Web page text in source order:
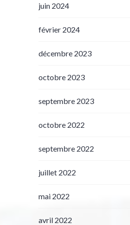
juin 2024
février 2024
décembre 2023
octobre 2023
septembre 2023
octobre 2022
septembre 2022
juillet 2022
mai 2022
avril 2022